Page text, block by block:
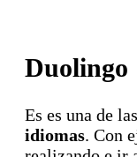
Duolingo
Es es una de
idiomas. Con